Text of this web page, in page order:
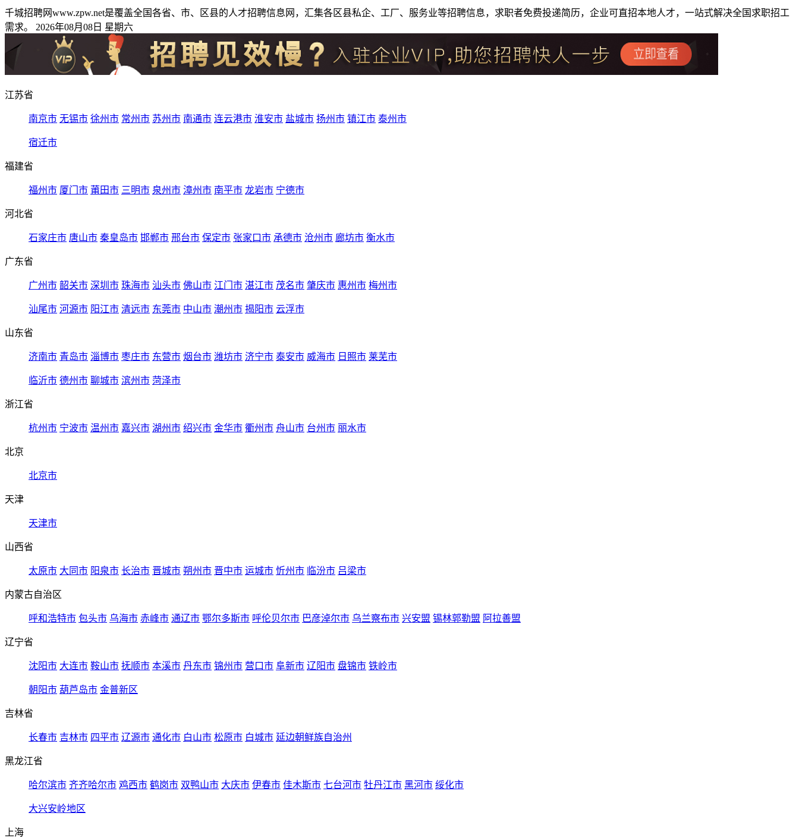
千城招聘网www.zpw.net是覆盖全国各省、市、区县的人才招聘信息网，汇集各区县私企、工厂、服务业等招聘信息，求职者免费投递简历，企业可直招本地人才，一站式解决全国求职招工
需求。 2026年08月08日 星期六
江苏省
南京市 无锡市 徐州市 常州市 苏州市 南通市 连云港市 淮安市 盐城市 扬州市 镇江市 泰州市
宿迁市
福建省
福州市 厦门市 莆田市 三明市 泉州市 漳州市 南平市 龙岩市 宁德市
河北省
石家庄市 唐山市 秦皇岛市 邯郸市 邢台市 保定市 张家口市 承德市 沧州市 廊坊市 衡水市
广东省
广州市 韶关市 深圳市 珠海市 汕头市 佛山市 江门市 湛江市 茂名市 肇庆市 惠州市 梅州市
汕尾市 河源市 阳江市 清远市 东莞市 中山市 潮州市 揭阳市 云浮市
山东省
济南市 青岛市 淄博市 枣庄市 东营市 烟台市 潍坊市 济宁市 泰安市 威海市 日照市 莱芜市
临沂市 德州市 聊城市 滨州市 菏泽市
浙江省
杭州市 宁波市 温州市 嘉兴市 湖州市 绍兴市 金华市 衢州市 舟山市 台州市 丽水市
北京
北京市
天津
天津市
山西省
太原市 大同市 阳泉市 长治市 晋城市 朔州市 晋中市 运城市 忻州市 临汾市 吕梁市
内蒙古自治区
呼和浩特市 包头市 乌海市 赤峰市 通辽市 鄂尔多斯市 呼伦贝尔市 巴彦淖尔市 乌兰察布市 兴安盟 锡林郭勒盟 阿拉善盟
辽宁省
沈阳市 大连市 鞍山市 抚顺市 本溪市 丹东市 锦州市 营口市 阜新市 辽阳市 盘锦市 铁岭市
朝阳市 葫芦岛市 金普新区
吉林省
长春市 吉林市 四平市 辽源市 通化市 白山市 松原市 白城市 延边朝鲜族自治州
黑龙江省
哈尔滨市 齐齐哈尔市 鸡西市 鹤岗市 双鸭山市 大庆市 伊春市 佳木斯市 七台河市 牡丹江市 黑河市 绥化市
大兴安岭地区
上海